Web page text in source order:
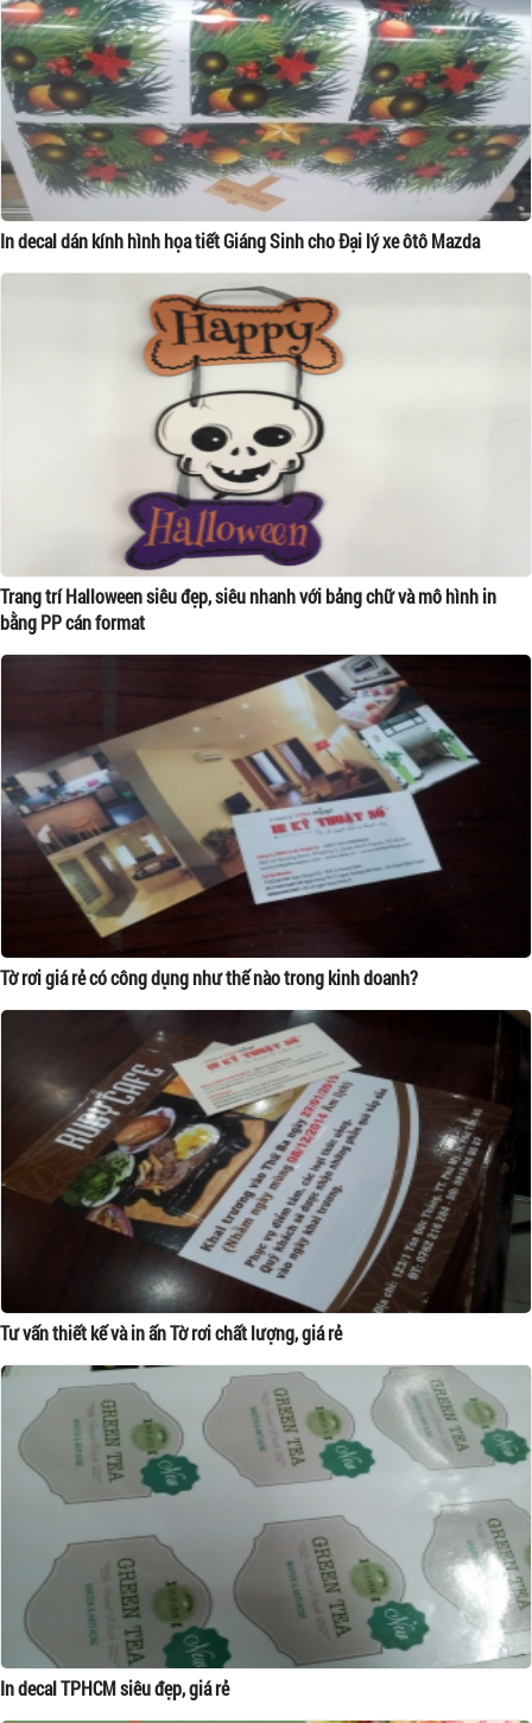
In decal dán kính hình họa tiết Giáng Sinh cho Đại lý xe ôtô Mazda
Trang trí Halloween siêu đẹp, siêu nhanh với bảng chữ và mô hình in
bằng PP cán format
Tờ rơi giá rẻ có công dụng như thế nào trong kinh doanh?
Tư vấn thiết kế và in ấn Tờ rơi chất lượng, giá rẻ
In decal TPHCM siêu đẹp, giá rẻ